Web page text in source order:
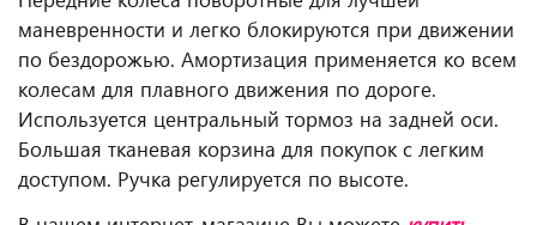
маневренности и легко блокируются при движении
по бездорожью. Амортизация применяется ко всем
колесам для плавного движения по дороге.
Используется центральный тормоз на задней оси.
Большая тканевая корзина для покупок с легким
доступом. Ручка регулируется по высоте.